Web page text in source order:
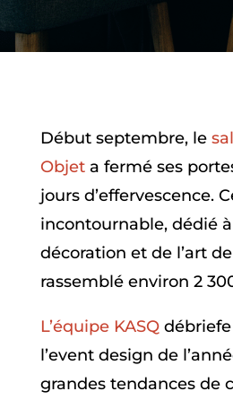
Début septembre, le
Objeta fermé ses
jours d’effervescence.
incontournable, dédié à
décoration et de l’art
rassemblé environ 2
L’équipe KASQdébriefe
l’event design de
grandes tendances de